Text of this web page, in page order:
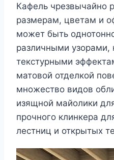
Кафель чрезвычайно
размерам, цветам и
может быть
различными
текстурными
матовой отделкой
множество видов
изящной майолики
прочного клинкера
лестниц и открытых